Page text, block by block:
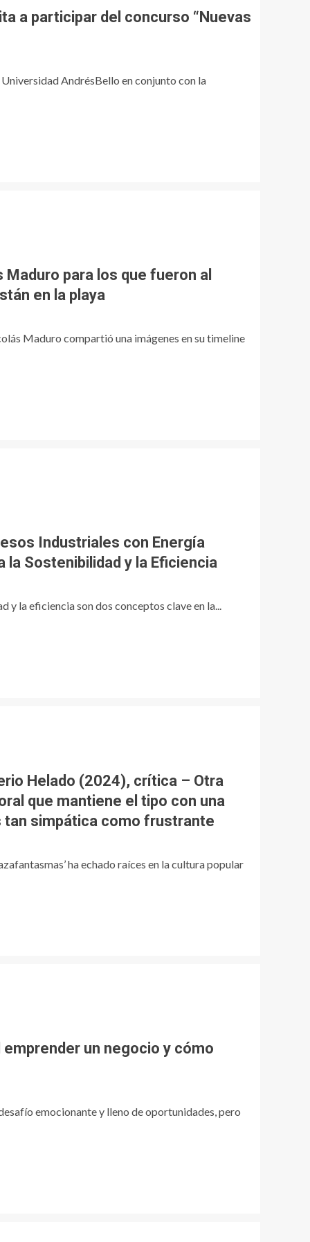
TecnoBlog
transforma la
5
web ~ TecnoBlog
a participar del concurso “Nuevas
AndrésBello en conjunto con la
Maduro para los que fueron al
en la playa
Maduro compartió una imágenes en su timeline
Industriales con Energía
la Sostenibilidad y la Eficiencia
y la eficiencia son dos conceptos clave en la...
Helado (2024), crítica – Otra
que mantiene el tipo con una
simpática como frustrante
ha echado raíces en la cultura popular
un negocio y cómo
emocionante y lleno de oportunidades, pero